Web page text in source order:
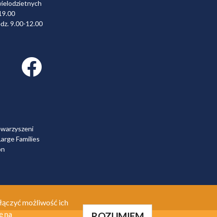
9.00-12.00
Facebook link
Families
możliwość ich
na